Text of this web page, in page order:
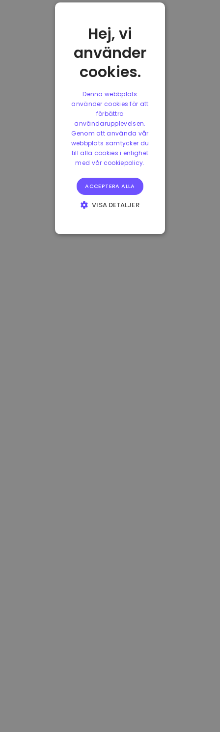
Hej, vi
använder
cookies.
Denna webbplats
använder cookies för att
förbättra
användarupplevelsen.
Genom att använda vår
webbplats samtycker du
till alla cookies i enlighet
med vår cookiepolicy.
ACCEPTERA ALLA
VISA DETALJER